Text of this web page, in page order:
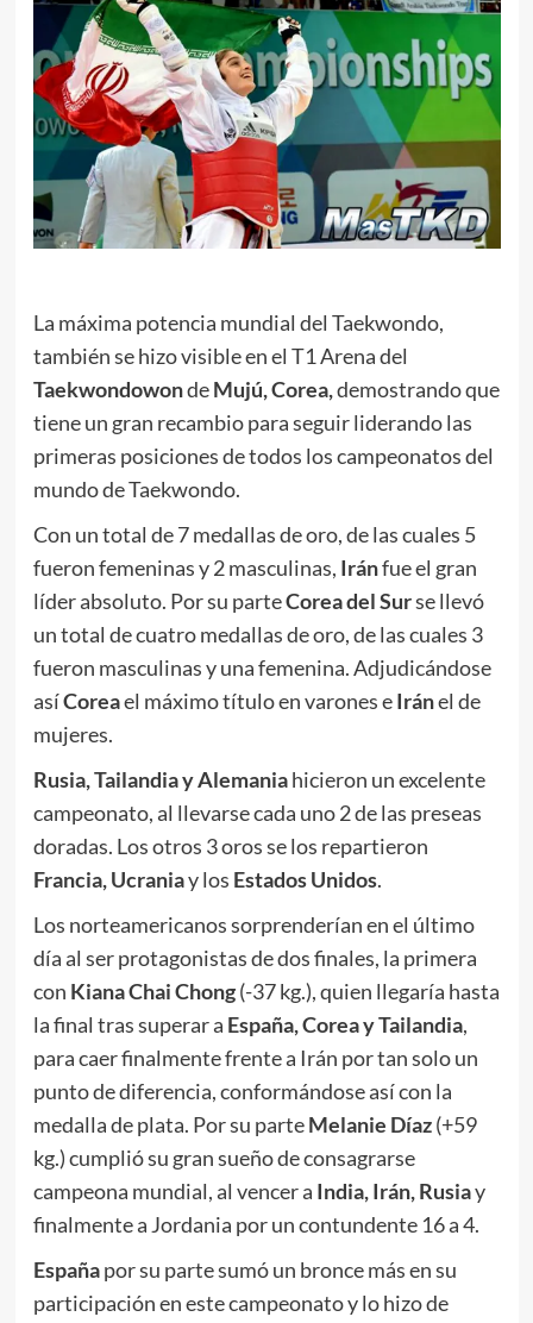
La máxima potencia mundial del Taekwondo,
también se hizo visible en el T1 Arena del
TaekwondowondeMujú, Corea,demostrando que
tiene un gran recambio para seguir liderando las
primeras posiciones de todos los campeonatos del
mundo de Taekwondo.
Con un total de 7 medallas de oro, de las cuales 5
fueron femeninas y 2 masculinas, Iránfue el gran
líder absoluto. Por su parteCorea del Surse llevó
un total de cuatro medallas de oro, de las cuales 3
fueron masculinas y una femenina. Adjudicándose
asíCoreael máximo título en varones eIránel de
mujeres.
Rusia, Tailandia y Alemaniahicieron un excelente
campeonato, al llevarse cada uno 2 de las preseas
doradas. Los otros 3 oros se los repartieron
Francia, Ucraniay los Estados Unidos.
Los norteamericanos sorprenderían en el último
día al ser protagonistas de dos finales, la primera
con Kiana Chai Chong(-37 kg.), quien llegaría hasta
la final tras superar a España, Corea y Tailandia,
para caer finalmente frente a Irán por tan solo un
punto de diferencia, conformándose así con la
medalla de plata. Por su parteMelanie Díaz(+59
kg.) cumplió su gran sueño de consagrarse
campeona mundial, al vencer a India, Irán, Rusiay
finalmente a Jordania por un contundente 16 a 4.
Españapor su parte sumó un bronce más en su
participación en este campeonato y lo hizo de